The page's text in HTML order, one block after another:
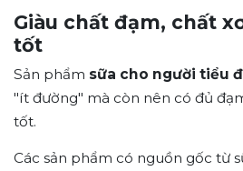
Giàu chất đạm, chất
tốt
Sản phẩm sữa cho người tiểu
"ít đường" mà còn nên có đủ
tốt.
Các sản phẩm có nguồn gốc từ